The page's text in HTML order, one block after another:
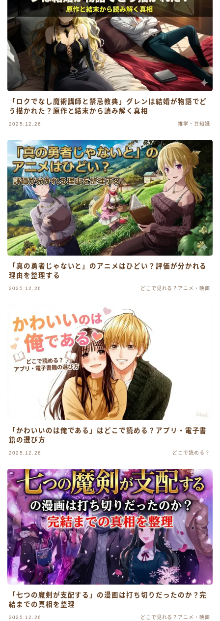
「ロクでなし魔術講師と禁忌教典」グレンは結婚が物語でど
う描かれた？原作と結末から読み解く真相
2025.12.26 雑学・豆知識
「真の勇者じゃないと」のアニメはひどい？評価が分かれる
理由を整理する
2025.12.26 どこで見れる？アニメ・映画
「かわいいのは俺である」はどこで読める？アプリ・電子書
籍の選び方
2025.12.26 どこで読める？
「七つの魔剣が支配する」の漫画は打ち切りだったのか？完
結までの真相を整理
2025.12.26 どこで見れる？アニメ・映画